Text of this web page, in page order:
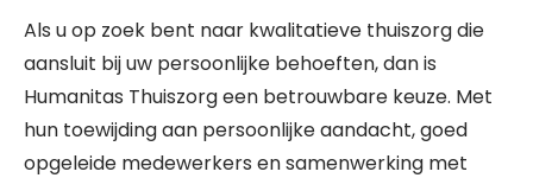
Als u op zoek bent naar kwalitatieve thuiszorg die
aansluit bij uw persoonlijke behoeften, dan is
Humanitas Thuiszorg een betrouwbare keuze. Met
hun toewijding aan persoonlijke aandacht, goed
opgeleide medewerkers en samenwerking met